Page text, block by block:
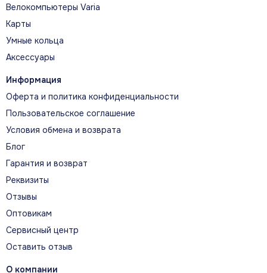
Велокомпьютеры Varia
Карты
Умные кольца
Аксессуары
Информация
Оферта и политика конфиденциальности
Пользовательское соглашение
Условия обмена и возврата
Блог
Гарантия и возврат
Реквизиты
Отзывы
Оптовикам
Сервисный центр
Оставить отзыв
О компании